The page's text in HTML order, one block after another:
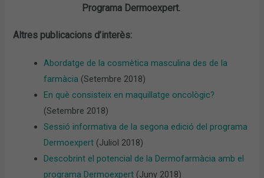
Programa Dermoexpert.
Altres publicacions d’interès:
Abordatge de la cosmètica masculina des de la
farmàcia (Setembre 2018)
En què consisteix en maquillatge oncològic?
(Setembre 2018)
Sessió informativa de la segona edició del programa
Dermoexpert (Juliol 2018)
Descobrint el potencial de la Dermofarmàcia amb el
programa Dermoexpert (Juny 2018)